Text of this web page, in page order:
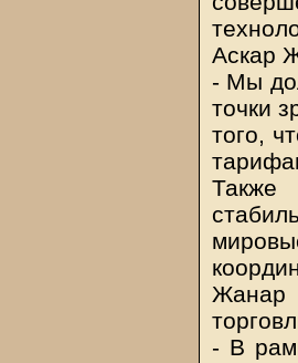
Аскар
- Мы
точки
того,
Также
Жанар
- В